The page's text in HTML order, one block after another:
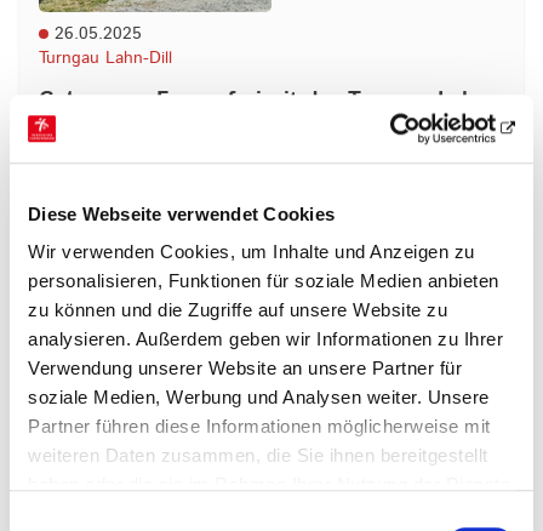
Diese Webseite verwendet Cookies
Wir verwenden Cookies, um Inhalte und Anzeigen zu
personalisieren, Funktionen für soziale Medien anbieten
zu können und die Zugriffe auf unsere Website zu
analysieren. Außerdem geben wir Informationen zu Ihrer
Verwendung unserer Website an unsere Partner für
soziale Medien, Werbung und Analysen weiter. Unsere
Partner führen diese Informationen möglicherweise mit
weiteren Daten zusammen, die Sie ihnen bereitgestellt
26.05.2025
Turngau Lahn-Dill
Gelungene Frauenfreizeit des Turngau Lahn-
Dill in Bischoffen
Frauenfreizeit gleich beim Eintreffen der
Freude und guter…
mehr